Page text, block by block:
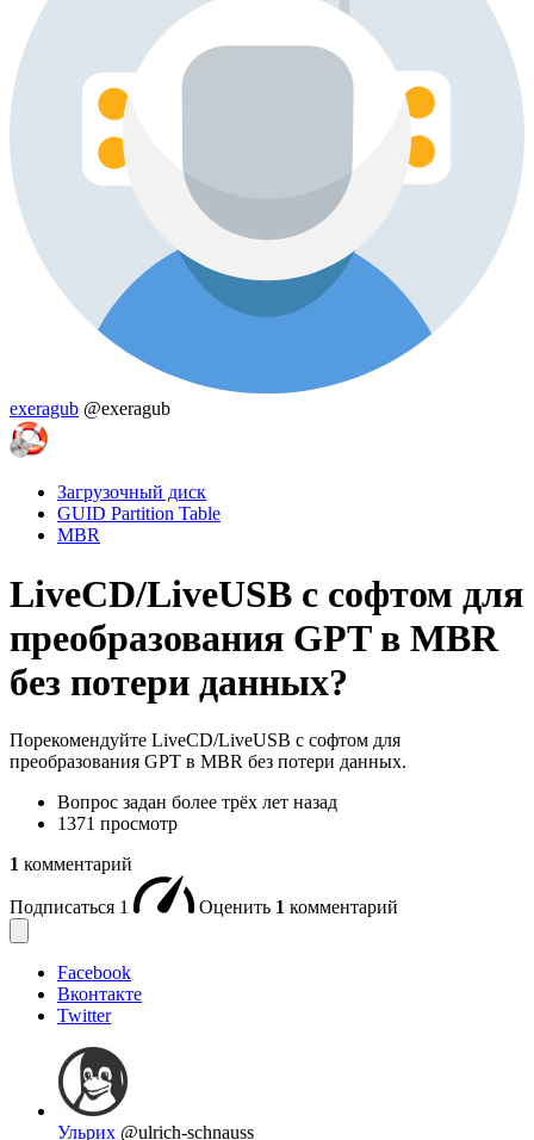
exeragub @exeragub
Загрузочный диск
GUID Partition Table
MBR
LiveCD/LiveUSB с софтом для
преобразования GPT в MBR
без потери данных?
Порекомендуйте LiveCD/LiveUSB с софтом для
преобразования GPT в MBR без потери данных.
Вопрос задан более трёх лет назад
1371 просмотр
1 комментарий
Подписаться 1 Оценить 1 комментарий
Facebook
Вконтакте
Twitter
Ульрих @ulrich-schnauss